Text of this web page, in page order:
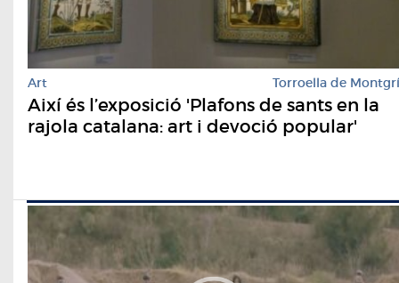
Art Torroella de Montgrí
Així és l’exposició 'Plafons de sants en la
rajola catalana: art i devoció popular'